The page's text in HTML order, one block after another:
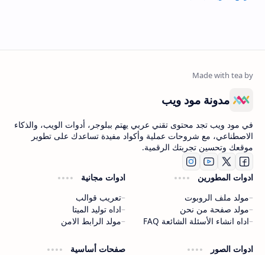
مدونة مود ويب
في مود ويب تجد محتوى تقني عربي يهتم ببلوجر، أدوات الويب، والذكاء
الاصطناعي، مع شروحات عملية وأكواد مفيدة تساعدك على تطوير
موقعك وتحسين تجربتك الرقمية.
ادوات المطورين
مولد ملف الروبوت
مولد صفحة من نحن
اداه انشاء الأسئلة الشائعة FAQ
ادوات مجانية
تعريب قوالب
اداه توليد الميتا
مولد الرابط الامن
ادوات الصور صفحات أساسية